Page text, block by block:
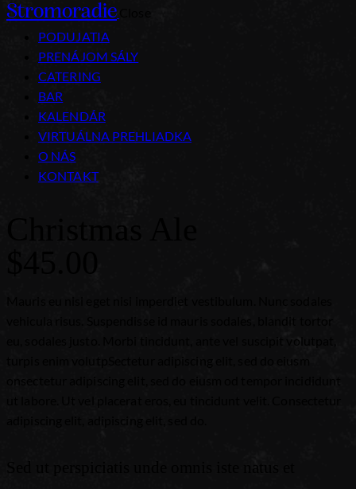
Stromoradie
PODUJATIA
PRENÁJOM SÁLY
CATERING
BAR
KALENDÁR
VIRTUÁLNA PREHLIADKA
O NÁS
KONTAKT
Christmas Ale
$45.00
Mauris eu nisi eget nisi imperdiet vestibulum. Nunc sodales
vehicula risus. Suspendisse id mauris sodales, blandit tortor
eu, sodales justo. Morbi tincidunt, ante vel suscipit volutpat,
turpis enim volutpSectetur adipiscing elit, sed do eiusm
Sed ut perspiciatis unde omnis iste natus et